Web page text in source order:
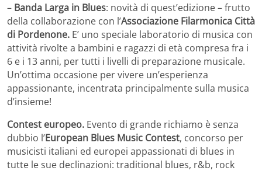
– Banda Larga in Blues: novità di quest’edizione – frutto
della collaborazione con l’Associazione Filarmonica Città
di Pordenone. E’ uno speciale laboratorio di musica con
attività rivolte a bambini e ragazzi di età compresa fra i
6 e i 13 anni, per tutti i livelli di preparazione musicale.
Un’ottima occasione per vivere un’esperienza
appassionante, incentrata principalmente sulla musica
d’insieme!
Contest europeo. Evento di grande richiamo è senza
dubbio l’European Blues Music Contest, concorso per
musicisti italiani ed europei appassionati di blues in
tutte le sue declinazioni: traditional blues, r&b, rock